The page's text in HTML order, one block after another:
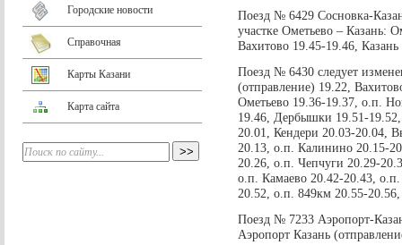
Городские новости
Справочная
Карты Казани
Карта сайта
Поезд № 6429 Сосновка-
участке Ометьево – Казань:
Вахитово 19.45-19.46,
Поезд № 6430 следует
(отправление) 19.22,
Ометьево 19.36-19.37, о.п.
19.46, Дербышки 19.51-
20.01, Кендери 20.03-20.04,
20.13, о.п. Калинино 20.15-
20.26, о.п. Чепчуги 20.29-
о.п. Камаево 20.42-20.43,
20.52, о.п. 849км 20.55-
Поезд № 7233 Аэропорт-
Аэропорт Казань